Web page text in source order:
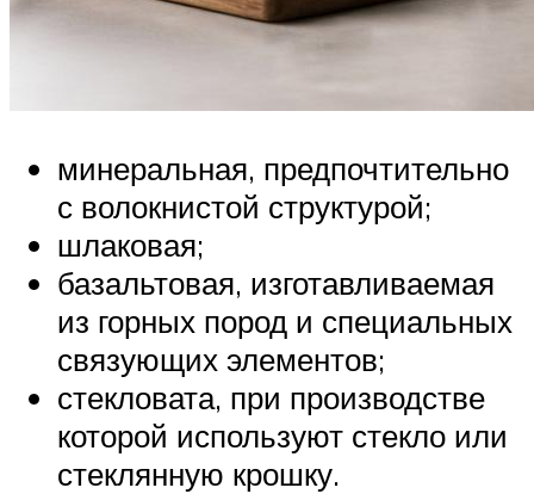
минеральная, предпочтительно
с волокнистой структурой;
шлаковая;
базальтовая, изготавливаемая
из горных пород и специальных
связующих элементов;
стекловата, при производстве
которой используют стекло или
стеклянную крошку.